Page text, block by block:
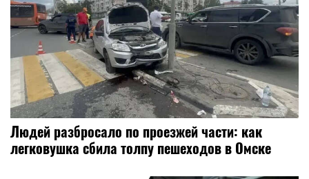
Людей разбросало по проезжей части: как
легковушка сбила толпу пешеходов в Омске